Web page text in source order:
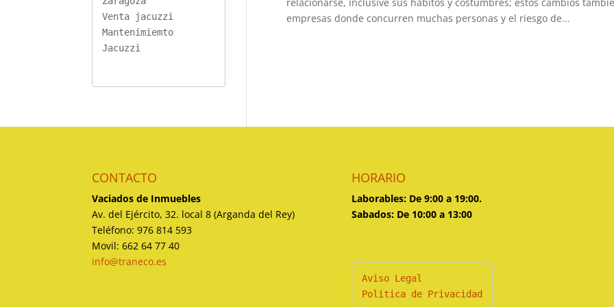
empresas donde concurren muchas personas y el riesgo de...
Venta jacuzzi
Mantenimiemto
Jacuzzi
CONTACTO
Vaciados de Inmuebles
Av. del Ejército, 32. local 8 (Arganda del Rey)
Teléfono: 976 814 593
Movil: 662 64 77 40
info@traneco.es
HORARIO
Laborables: De 9:00 a 19:00.
Sabados: De 10:00 a 13:00
Politica de Privacidad